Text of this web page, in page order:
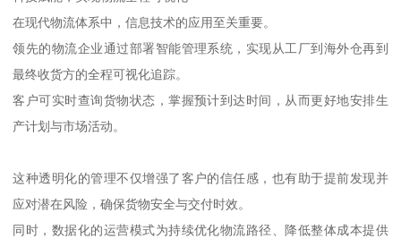
在现代物流体系中，信息技术的应用至关重要。
领先的物流企业通过部署智能管理系统，实现从工厂到海外仓再到
最终收货方的全程可视化追踪。
客户可实时查询货物状态，掌握预计到达时间，从而更好地安排生
产计划与市场活动。
这种透明化的管理不仅增强了客户的信任感，也有助于提前发现并
应对潜在风险，确保货物安全与交付时效。
同时，数据化的运营模式为持续优化物流路径、降低整体成本提供